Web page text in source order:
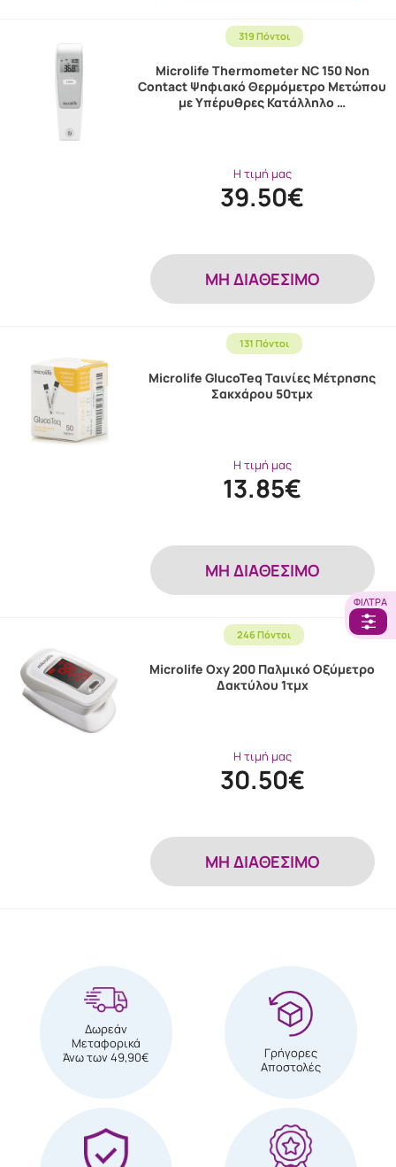
ΦΊΛΤΡΑ
319 Πόντοι
Microlife Thermometer NC 150 Non
Contact Ψηφιακό Θερμόμετρο Μετώπου
με Υπέρυθρες Κατάλληλο …
Η τιμή μας
39.50€
MH ΔΙΑΘΕΣΙΜΟ
131 Πόντοι
Microlife GlucoTeq Ταινίες Μέτρησης
Σακχάρου 50τμχ
Η τιμή μας
13.85€
MH ΔΙΑΘΕΣΙΜΟ
246 Πόντοι
Microlife Oxy 200 Παλμικό Οξύμετρο
Δακτύλου 1τμχ
Η τιμή μας
30.50€
MH ΔΙΑΘΕΣΙΜΟ
Δωρεάν
Μεταφορικά
Άνω των 49,90€
Γρήγορες
Αποστολές